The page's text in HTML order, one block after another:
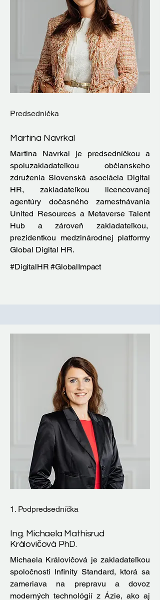
Predsedníčka
Martina Navrkal
Martina Navrkal je predsedníčkou a
spoluzakladateľkou občianskeho
združenia Slovenská asociácia Digital
HR, zakladateľkou licencovanej
agentúry dočasného zamestnávania
United Resources a Metaverse Talent
Hub a zároveň zakladateľkou,
prezidentkou medzinárodnej platformy
Global Digital HR.
#DigitalHR #GlobalImpact
1. Podpredsedníčka
Ing. Michaela Mathisrud
Královičová PhD.
Michaela Královičová je zakladateľkou
spoločnosti Infinity Standard, ktorá sa
zameriava na prepravu a dovoz
moderných technológií z Ázie, ako aj